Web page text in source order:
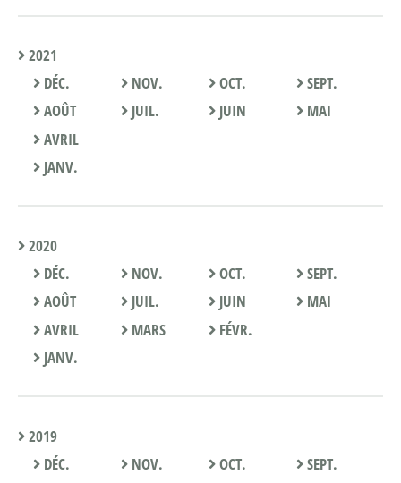
2021
DÉC.
NOV. OCT.
SEPT.
AOÛT
JUIL. JUIN
MAI
AVRIL
JANV.
2020
DÉC.
NOV. OCT.
SEPT.
AOÛT
JUIL. JUIN
MAI
AVRIL
MARS
FÉVR.
JANV.
2019
DÉC.
NOV. OCT.
SEPT.